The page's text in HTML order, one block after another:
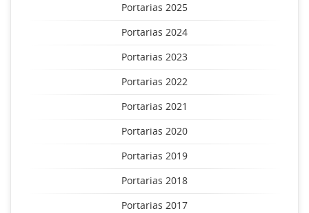
Portarias 2025
Portarias 2024
Portarias 2023
Portarias 2022
Portarias 2021
Portarias 2020
Portarias 2019
Portarias 2018
Portarias 2017